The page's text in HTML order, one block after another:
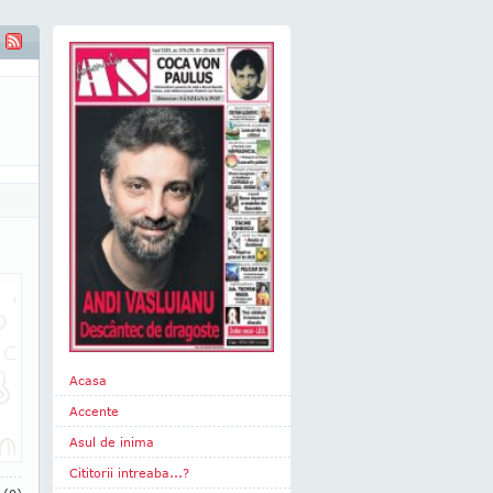
Acasa
Accente
Asul de inima
Cititorii intreaba...?